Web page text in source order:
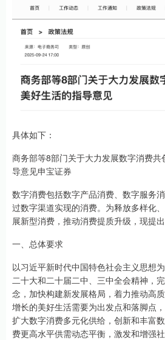
具体如下：
商务部等8部门关于大力发展数字消费
导意见申宝证券
数字消费包括数字产品消费、数字服务
过数字渠道实现的消费。为释放多样化
展新型消费，推动消费提质升级，现提出
一、总体要求
以习近平新时代中国特色社会主义思想
二十大和二十届二中、三中全会精神，
念，加快构建新发展格局，着力推动高
增长的美好生活需要为出发点和落脚点
扩大数字消费多元化供给，创新和丰富
费更高水平供需动态平衡，激发和增强社